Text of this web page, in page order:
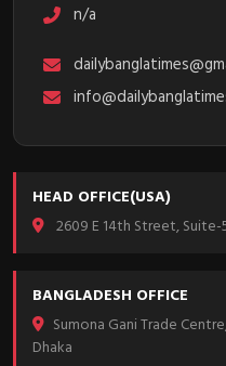
n/a
HEAD OFFICE(USA)
2609 E 14th Street, Suite-
BANGLADESH OFFICE
Sumona Gani Trade
Dhaka